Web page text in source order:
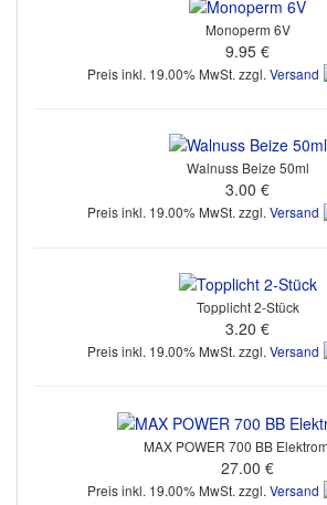
Monoperm 6V
9.95 €
Preis inkl. 19.00% MwSt. zzgl. Versand
Walnuss Beize 50ml
3.00 €
Preis inkl. 19.00% MwSt. zzgl. Versand
Topplicht 2-Stück
3.20 €
Preis inkl. 19.00% MwSt. zzgl. Versand
MAX POWER 700 BB
27.00 €
Preis inkl. 19.00% MwSt. zzgl. Versand